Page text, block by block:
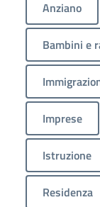
Anziano
Bambini e
Imprese
Istruzione
Residenza